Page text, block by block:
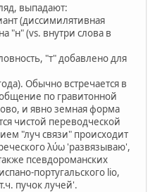
выпадают:
(диссимилятивная
на "н" (vs. внутри слова в
"т" добавлено для
Обычно встречается в
по гравитонной
и явно земная форма
чистой переводческой
"луч связи" происходит
λύω 'развязываю',
псевдороманских
португальского lio,
пучок лучей'.